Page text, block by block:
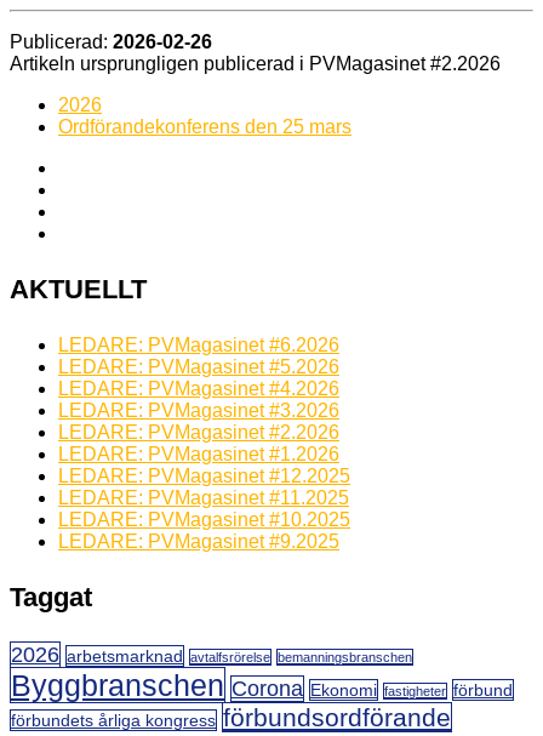
Publicerad: 2026-02-26
Artikeln ursprungligen publicerad i PVMagasinet #2.2026
2026
Ordförandekonferens den 25 mars
AKTUELLT
LEDARE: PVMagasinet #6.2026
LEDARE: PVMagasinet #5.2026
LEDARE: PVMagasinet #4.2026
LEDARE: PVMagasinet #3.2026
LEDARE: PVMagasinet #2.2026
LEDARE: PVMagasinet #1.2026
LEDARE: PVMagasinet #12.2025
LEDARE: PVMagasinet #11.2025
LEDARE: PVMagasinet #10.2025
LEDARE: PVMagasinet #9.2025
Taggat
2026 arbetsmarknad avtalfsrörelse bemanningsbranschen
Byggbranschen Corona Ekonomi fastigheter förbund
förbundets årliga kongress förbundsordförande